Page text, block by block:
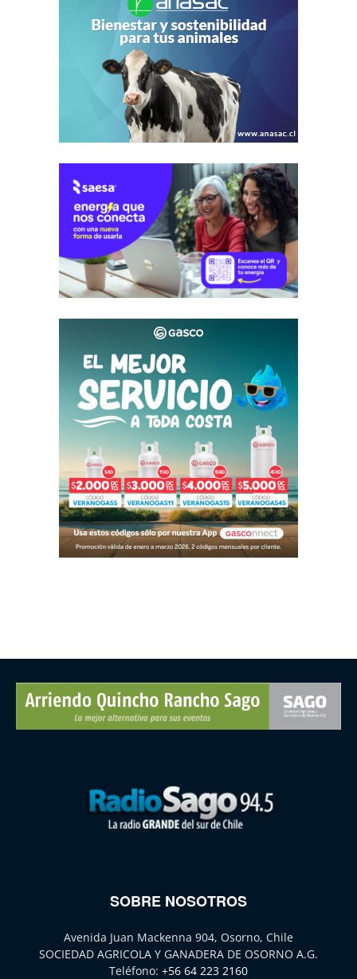
SOBRE NOSOTROS
Avenida Juan Mackenna 904, Osorno, Chile
SOCIEDAD AGRICOLA Y GANADERA DE OSORNO A.G.
Teléfono: +56 64 223 2160